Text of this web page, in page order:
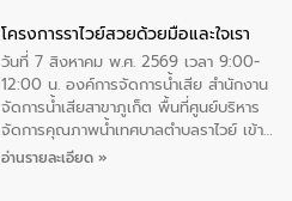
ทองคำและประกาศเกียรติคุณให้แก่ กำนัน
ผู้ใหญ่บ้านยอดเยี่ยม พร้อมกล่าวชื่นชม ให้
โอวาท และมอบนโยบาย
โครงการราไวย์สวยด้วยมือและใจเรา
วันที่ 7 สิงหาคม พ.ศ. 2569 เวลา 9:00-
12:00 น. องค์การจัดการน้ำเสีย สำนักงาน
จัดการน้ำเสียสาขาภูเก็ต พื้นที่ศูนย์บริหาร
จัดการคุณภาพน้ำเทศบาลตำบลราไวย์ เข้า
ร่วมโครงการราไวย์สวยด้วยมือและใจเรา
อ่านรายละเอียด »